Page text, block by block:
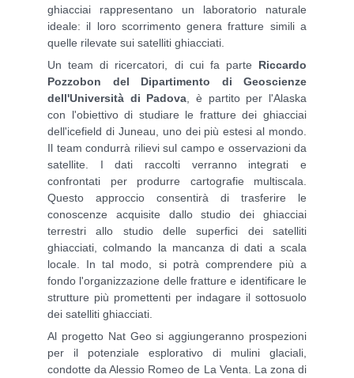
ghiacciai rappresentano un laboratorio naturale
ideale: il loro scorrimento genera fratture simili a
quelle rilevate sui satelliti ghiacciati.
Un team di ricercatori, di cui fa parte Riccardo
Pozzobon del Dipartimento di Geoscienze
dell'Università di Padova , è partito per l'Alaska
con l'obiettivo di studiare le fratture dei ghiacciai
dell'icefield di Juneau, uno dei più estesi al mondo.
Il team condurrà rilievi sul campo e osservazioni da
satellite. I dati raccolti verranno integrati e
confrontati per produrre cartografie multiscala.
Questo approccio consentirà di trasferire le
conoscenze acquisite dallo studio dei ghiacciai
terrestri allo studio delle superfici dei satelliti
ghiacciati, colmando la mancanza di dati a scala
locale. In tal modo, si potrà comprendere più a
fondo l'organizzazione delle fratture e identificare le
strutture più promettenti per indagare il sottosuolo
dei satelliti ghiacciati.
Al progetto Nat Geo si aggiungeranno prospezioni
per il potenziale esplorativo di mulini glaciali,
condotte da Alessio Romeo de La Venta. La zona di